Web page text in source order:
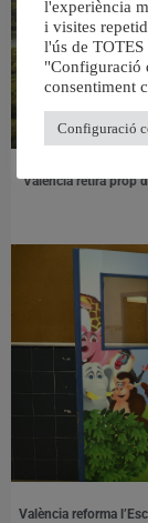
València retira prop
València reforma
l'experiència
i visites
l'ús de
"Configuració
consentiment
Configuració